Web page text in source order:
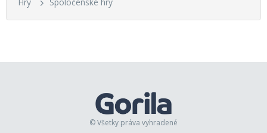
Hry Spoločenské hry
© Všetky práva vyhradené